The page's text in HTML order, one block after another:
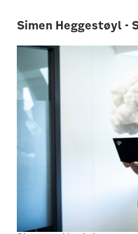
Simen Heggestøyl -